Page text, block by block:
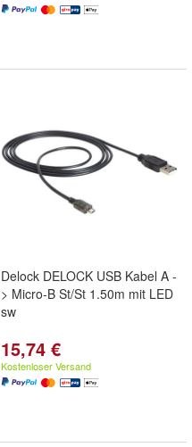
Delock DELOCK USB Kabel A -
> Micro-B St/St 1.50m mit LED
sw
15,74 €
Kostenloser Versand